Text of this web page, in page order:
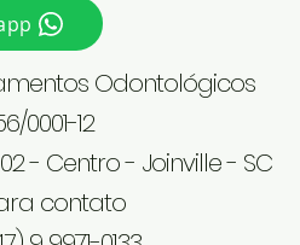
Odontológicos
0001-12
- Centro - Joinville - SC
contato